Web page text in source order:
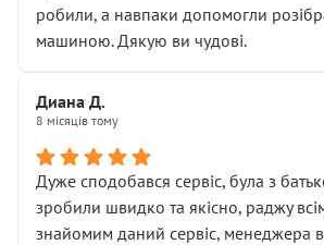
робили, а навпаки допомогли
машиною. Дякую ви чудові.
Диана Д.
8 місяців тому
Дуже сподобався сервіс, була з
зробили швидко та якісно, раджу
знайомим даний сервіс, менеджера